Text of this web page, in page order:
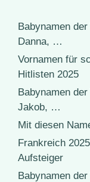
Babynamen
Danna, …
Vornamen für
Hitlisten 2025
Babynamen
Jakob, …
Mit diesen
Frankreich
Aufsteiger
Babynamen